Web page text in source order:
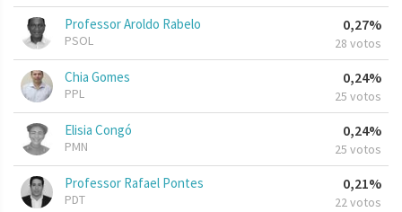
Professor Aroldo Rabelo
PSOL
0,27%
28 votos
Chia Gomes
PPL
0,24%
25 votos
Elisia Congó
PMN
0,24%
25 votos
Professor Rafael Pontes
PDT
0,21%
22 votos